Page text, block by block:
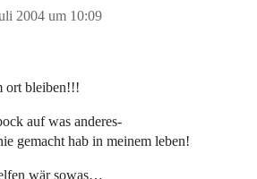
2004 um 10:09
ort bleiben!!!
auf was anderes-
gemacht hab in meinem leben!
wär sowas…